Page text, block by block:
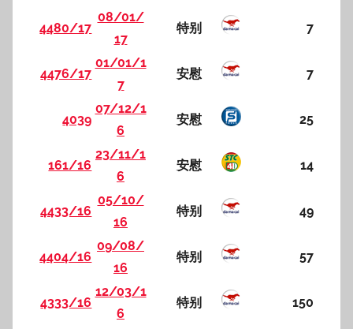
4480/17
08/01/
17
特别 7
4476/17
01/01/1
7
安慰 7
4039
07/12/1
6
安慰 25
161/16
23/11/1
6
安慰 14
4433/16
05/10/
16
特别 49
4404/16
09/08/
16
特别 57
4333/16
12/03/1
6
特别 150